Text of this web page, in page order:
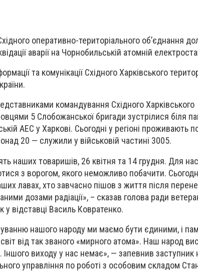
оперативно-територіального об’єднання
аварії на Чорнобильській атомній
та комунікації Східного Харківського
командування Східного Харківського
5 Слобожанської бригади зустрілися біля
АЕС у Харкові. Сьогодні у регіоні проживають
20 — служили у військовій частині 3005.
наших товаришів, 26 квітня та 14 грудня. Для
з ворогом, якого неможливо побачити.
лавах, хто завчасно пішов з життя після
дозами радіації», – сказав голова ради
відставці Василь Ковратенко.
нашого народу ми маємо бути єдиними, і
від так званого «мирного атома». Наш народ
виходу у нас немає», — запевнив заступник
управління по роботі з особовим складом